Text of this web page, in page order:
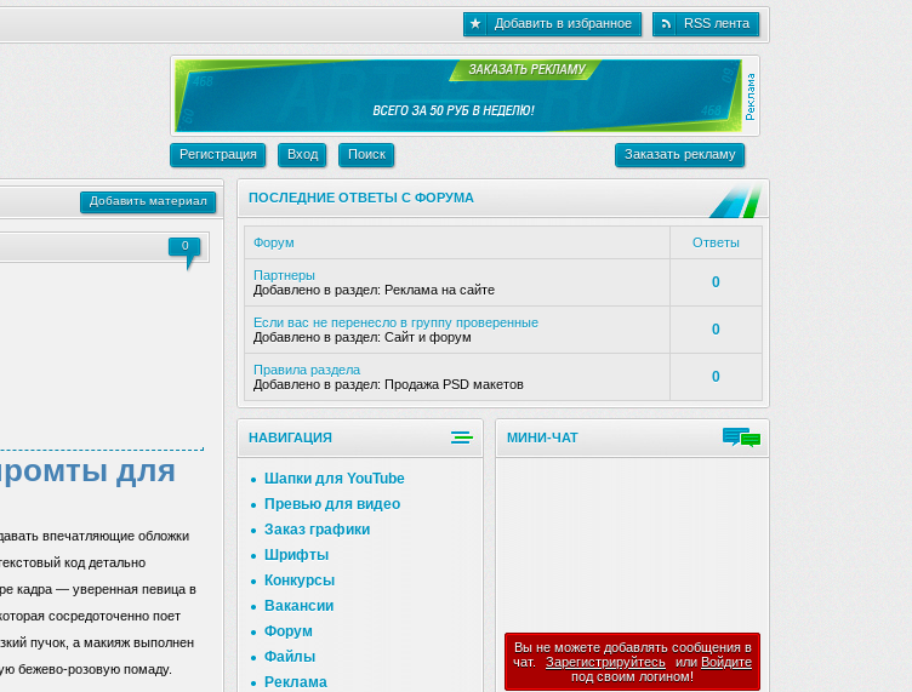
Добавить в избранное RSS лента
Регистрация Вход Поиск Заказать рекламу
Добавить материал
0
для
впечатляющие обложки
код детально
кадра — уверенная певица в
сосредоточенно поет
пучок, а макияж выполнен
бежево-розовую помаду.
ПОСЛЕДНИЕ ОТВЕТЫ С ФОРУМА
Форум Ответы
Партнеры
Добавлено в раздел: Реклама на сайте 0
Если вас не перенесло в группу проверенные
Добавлено в раздел: Сайт и форум 0
Правила раздела
Добавлено в раздел: Продажа PSD макетов 0
НАВИГАЦИЯ
Шапки для YouTube
Превью для видео
Заказ графики
Шрифты
Конкурсы
Вакансии
Форум
Файлы
Реклама
МИНИ-ЧАТ
Вы не можете добавлять сообщения в
чат.
Зарегистрируйтесь или Войдите
под своим логином!